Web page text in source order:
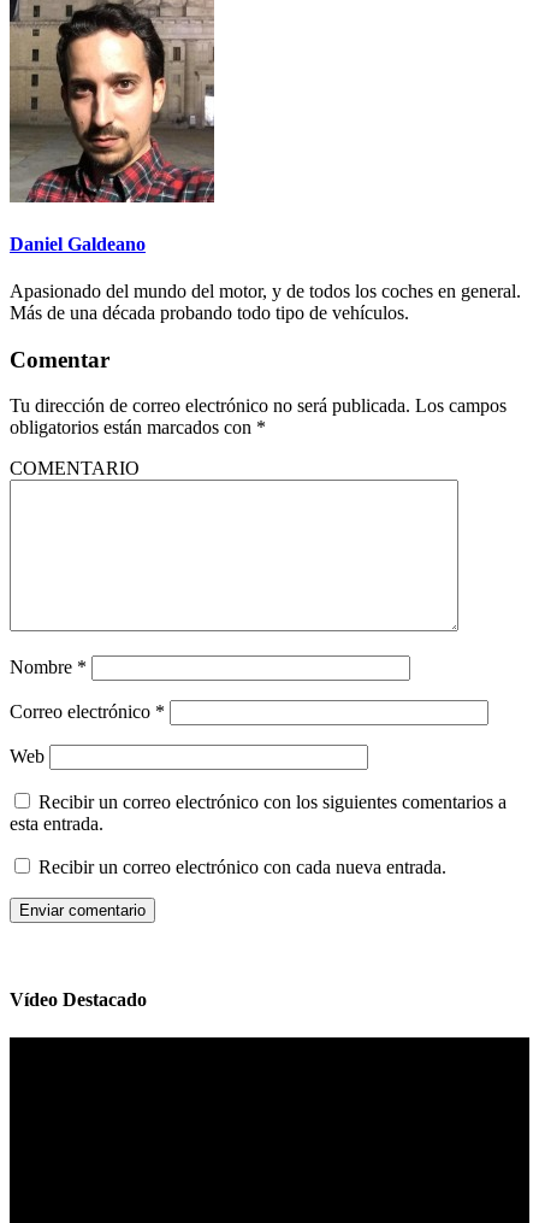
Daniel Galdeano
Apasionado del mundo del motor, y de todos los coches en general.
Más de una década probando todo tipo de vehículos.
Comentar
Tu dirección de correo electrónico no será publicada. Los campos
obligatorios están marcados con *
COMENTARIO
Nombre *
Correo electrónico *
Web
Recibir un correo electrónico con los siguientes comentarios a
esta entrada.
Recibir un correo electrónico con cada nueva entrada.
Vídeo Destacado